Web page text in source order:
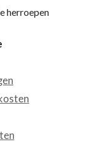
herroepen